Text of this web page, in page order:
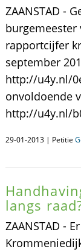
ZAANSTAD -
burgemeester
rapportcijfer
september
http://u4y.nl/
onvoldoende
http://u4y.nl/
29-01-2013 | Petitie
langs
ZAANSTAD -